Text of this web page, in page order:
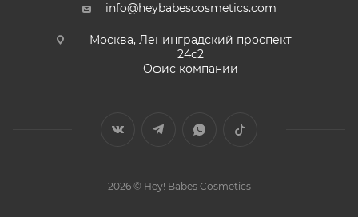
info@heybabescosmetics.com
Москва, Ленинградский проспект
24с2
Офис компании
2026 © Hey! Babes Cosmetics